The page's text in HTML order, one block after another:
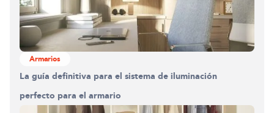
Armarios
La guía definitiva para el sistema de iluminación
perfecto para el armario